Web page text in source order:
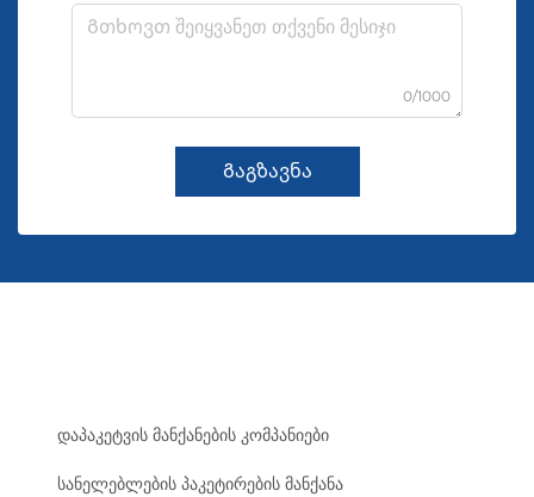
0/1000
Გაგზავნა
დაპაკეტვის მანქანების კომპანიები
სანელებლების პაკეტირების მანქანა